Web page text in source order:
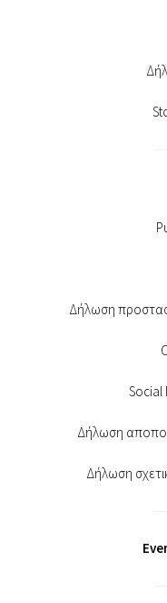
Δήλωση
Social
Δήλωση
Δήλωση